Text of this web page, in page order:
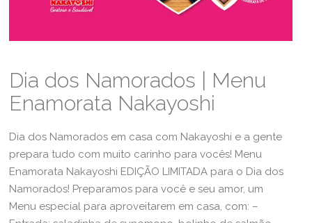
Dia dos Namorados | Menu
Enamorata Nakayoshi
Dia dos Namorados em casa com Nakayoshi e a gente
prepara tudo com muito carinho para vocês! Menu
Enamorata Nakayoshi EDIÇÃO LIMITADA para o Dia dos
Namorados! Preparamos para você e seu amor, um
Menu especial para aproveitarem em casa, com: –